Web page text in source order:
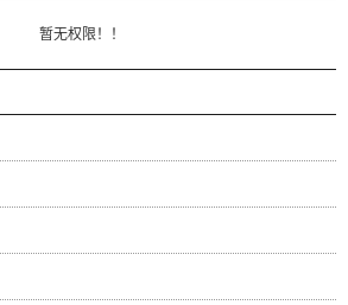
暂无权限！！